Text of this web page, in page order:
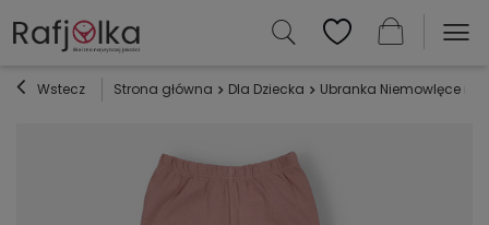
Wstecz Strona główna Dla Dziecka Ubranka Niemowlęce i